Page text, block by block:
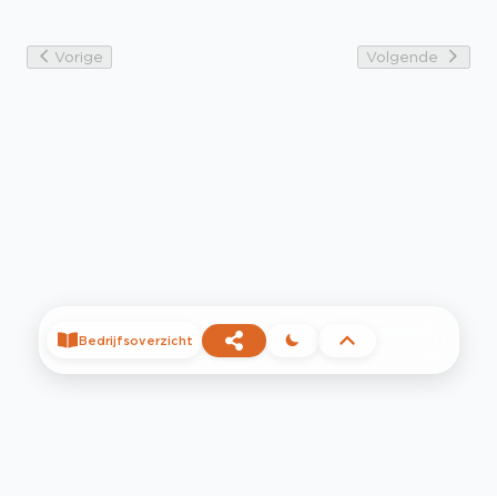
Vorige Volgende
Bedrijfsoverzicht